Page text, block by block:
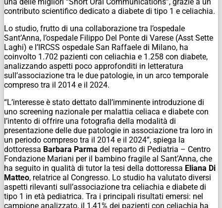
contributo scientifico dedicato a diabete di tipo 1 e celiachia.
Lo studio, frutto di una collaborazione tra l’ospedale
Sant’Anna, l’ospedale Filippo Del Ponte di Varese (Asst Sette
Laghi) e l’IRCSS ospedale San Raffaele di Milano, ha
coinvolto 1.702 pazienti con celiachia e 1.258 con diabete,
analizzando aspetti poco approfonditi in letteratura
sull’associazione tra le due patologie, in un arco temporale
compreso tra il 2014 e il 2024.
“L’interesse è stato dettato dall’imminente introduzione di
uno screening nazionale per malattia celiaca e diabete con
l’intento di offrire una fotografia della modalità di
presentazione delle due patologie in associazione tra loro in
un periodo compreso tra il 2014 e il 2024”, spiega la
dottoressa Barbara Parma del reparto di Pediatria – Centro
Fondazione Mariani per il bambino fragile al Sant’Anna, che
ha seguito in qualità di tutor la tesi della dottoressa Eliana Di
Matteo, relatrice al Congresso. Lo studio ha valutato diversi
aspetti rilevanti sull’associazione tra celiachia e diabete di
tipo 1 in età pediatrica. Tra i principali risultati emersi: nel
campione analizzato, il 1,41% dei pazienti con celiachia ha